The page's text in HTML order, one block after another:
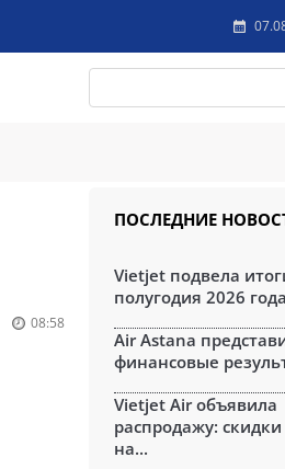
08:58
ПОСЛЕДНИЕ
Vietjet подвела
полугодия 2026
Air Astana
финансовые
Vietjet Air объявила
распродажу:
на...